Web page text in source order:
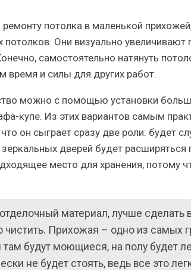
потолка в маленькой
Они визуально увеличивают
самостоятельно натянуть
время и силы для других работ.
можно с помощью установки
купе. Из этих вариантов самым
он сыграет сразу две роли: будет
дверей будет расширяться
место для хранения, потому
материал, лучше сделать
чистить. Прихожая – одно из самых
будут моющиеся, на полу будет
не будет стоять, ведь все это